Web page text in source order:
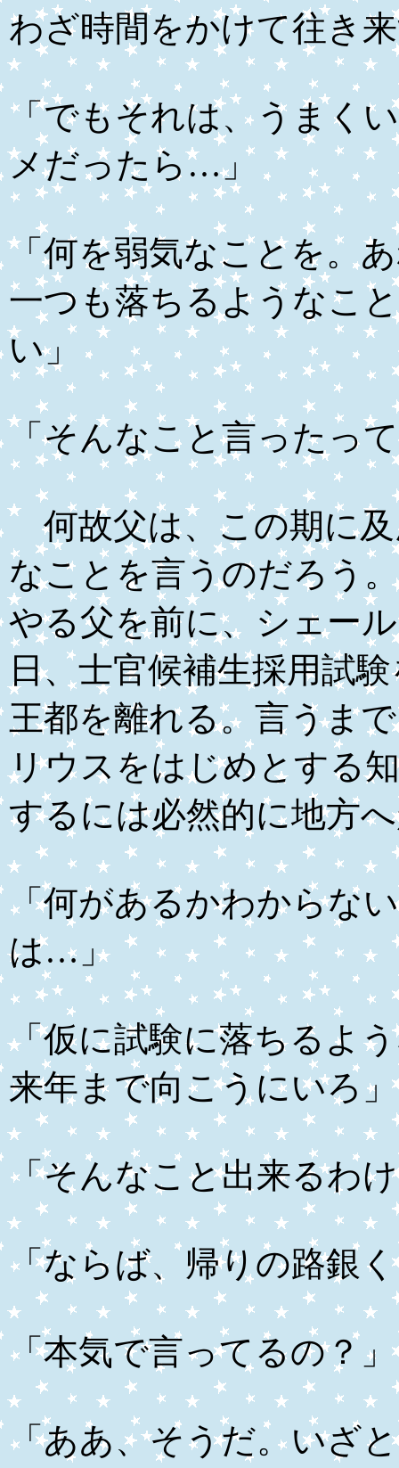
わざ時間をかけて往き
「でもそれは、うまく
メだったら…」
「何を弱気なことを。
一つも落ちるようなこ
い」
「そんなこと言ったっ
何故父は、この期に及
なことを言うのだろう
やる父を前に、シェー
日、士官候補生採用試
王都を離れる。言うま
リウスをはじめとする
するには必然的に地方
「何があるかわからな
は…」
「仮に試験に落ちるよ
来年まで向こうにいろ」
「そんなこと出来るわ
「ならば、帰りの路銀
「本気で言ってるの？」
「ああ、そうだ。いざ